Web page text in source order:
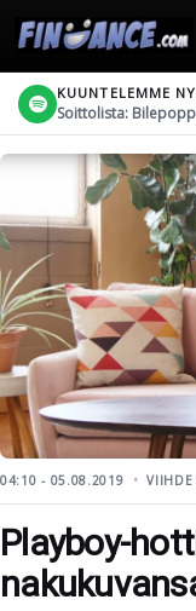
KUUNTELEMME
Soittolista:
04:10 - 05.08.2019
Playboy-